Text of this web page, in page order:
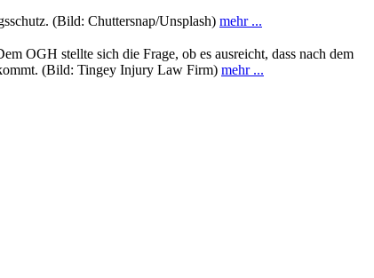
(Bild: Chuttersnap/Unsplash) mehr ...
OGH stellte sich die Frage, ob es ausreicht, dass nach dem
(Bild: Tingey Injury Law Firm) mehr ...